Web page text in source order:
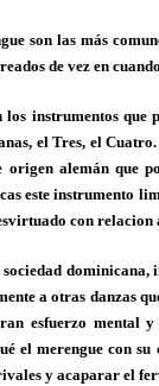
son las más
de vez en
instrumentos que
el Tres, el Cuatro.
alemán que
este instrumento
con
dominicana,
a otras danzas
esfuerzo mental
el merengue con
y acaparar el